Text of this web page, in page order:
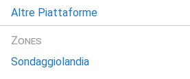
Altre Piattaforme
Zones
Sondaggiolandia